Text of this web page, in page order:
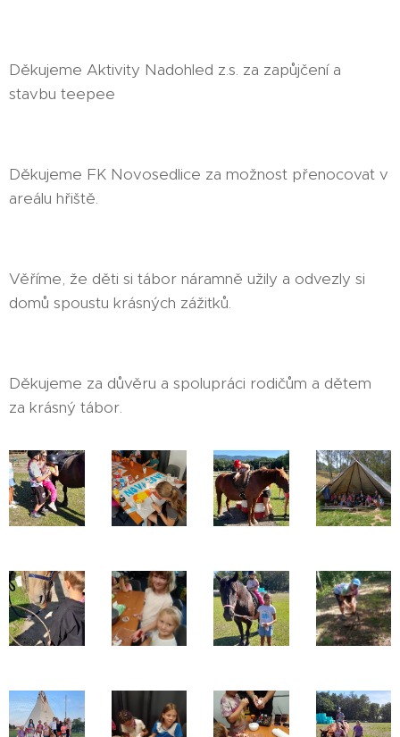
Děkujeme Aktivity Nadohled z.s. za zapůjčení a
stavbu teepee 😇🤝
Děkujeme FK Novosedlice za možnost přenocovat v
areálu hřiště.
Věříme, že děti si tábor náramně užily a odvezly si
domů spoustu krásných zážitků.
Děkujeme za důvěru a spolupráci rodičům a dětem
za krásný tábor.